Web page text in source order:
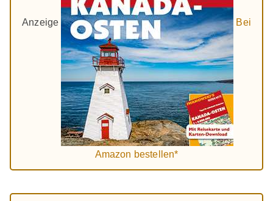
Anzeige Bei
Amazon bestellen*